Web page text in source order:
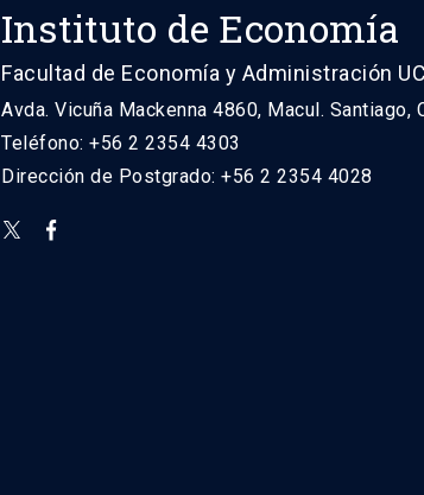
Instituto de Economía
Facultad de Economía y Administración UC
Avda. Vicuña Mackenna 4860, Macul. Santiago,
Teléfono: +56 2 2354 4303
Dirección de Postgrado: +56 2 2354 4028